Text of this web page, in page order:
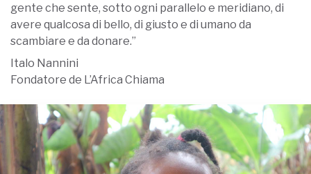
gente che sente, sotto ogni parallelo e meridiano, di
avere qualcosa di bello, di giusto e di umano da
scambiare e da donare.”
Italo Nannini
Fondatore de L’Africa Chiama